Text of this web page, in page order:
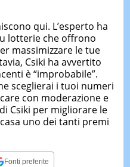
qui. L’esperto ha
lotterie che offrono
massimizzare le tue
Csiki ha avvertito
è “improbabile”.
sceglierai i tuoi numeri
con moderazione e
di Csiki per migliorare le
uno dei tanti premi
Fonti preferite